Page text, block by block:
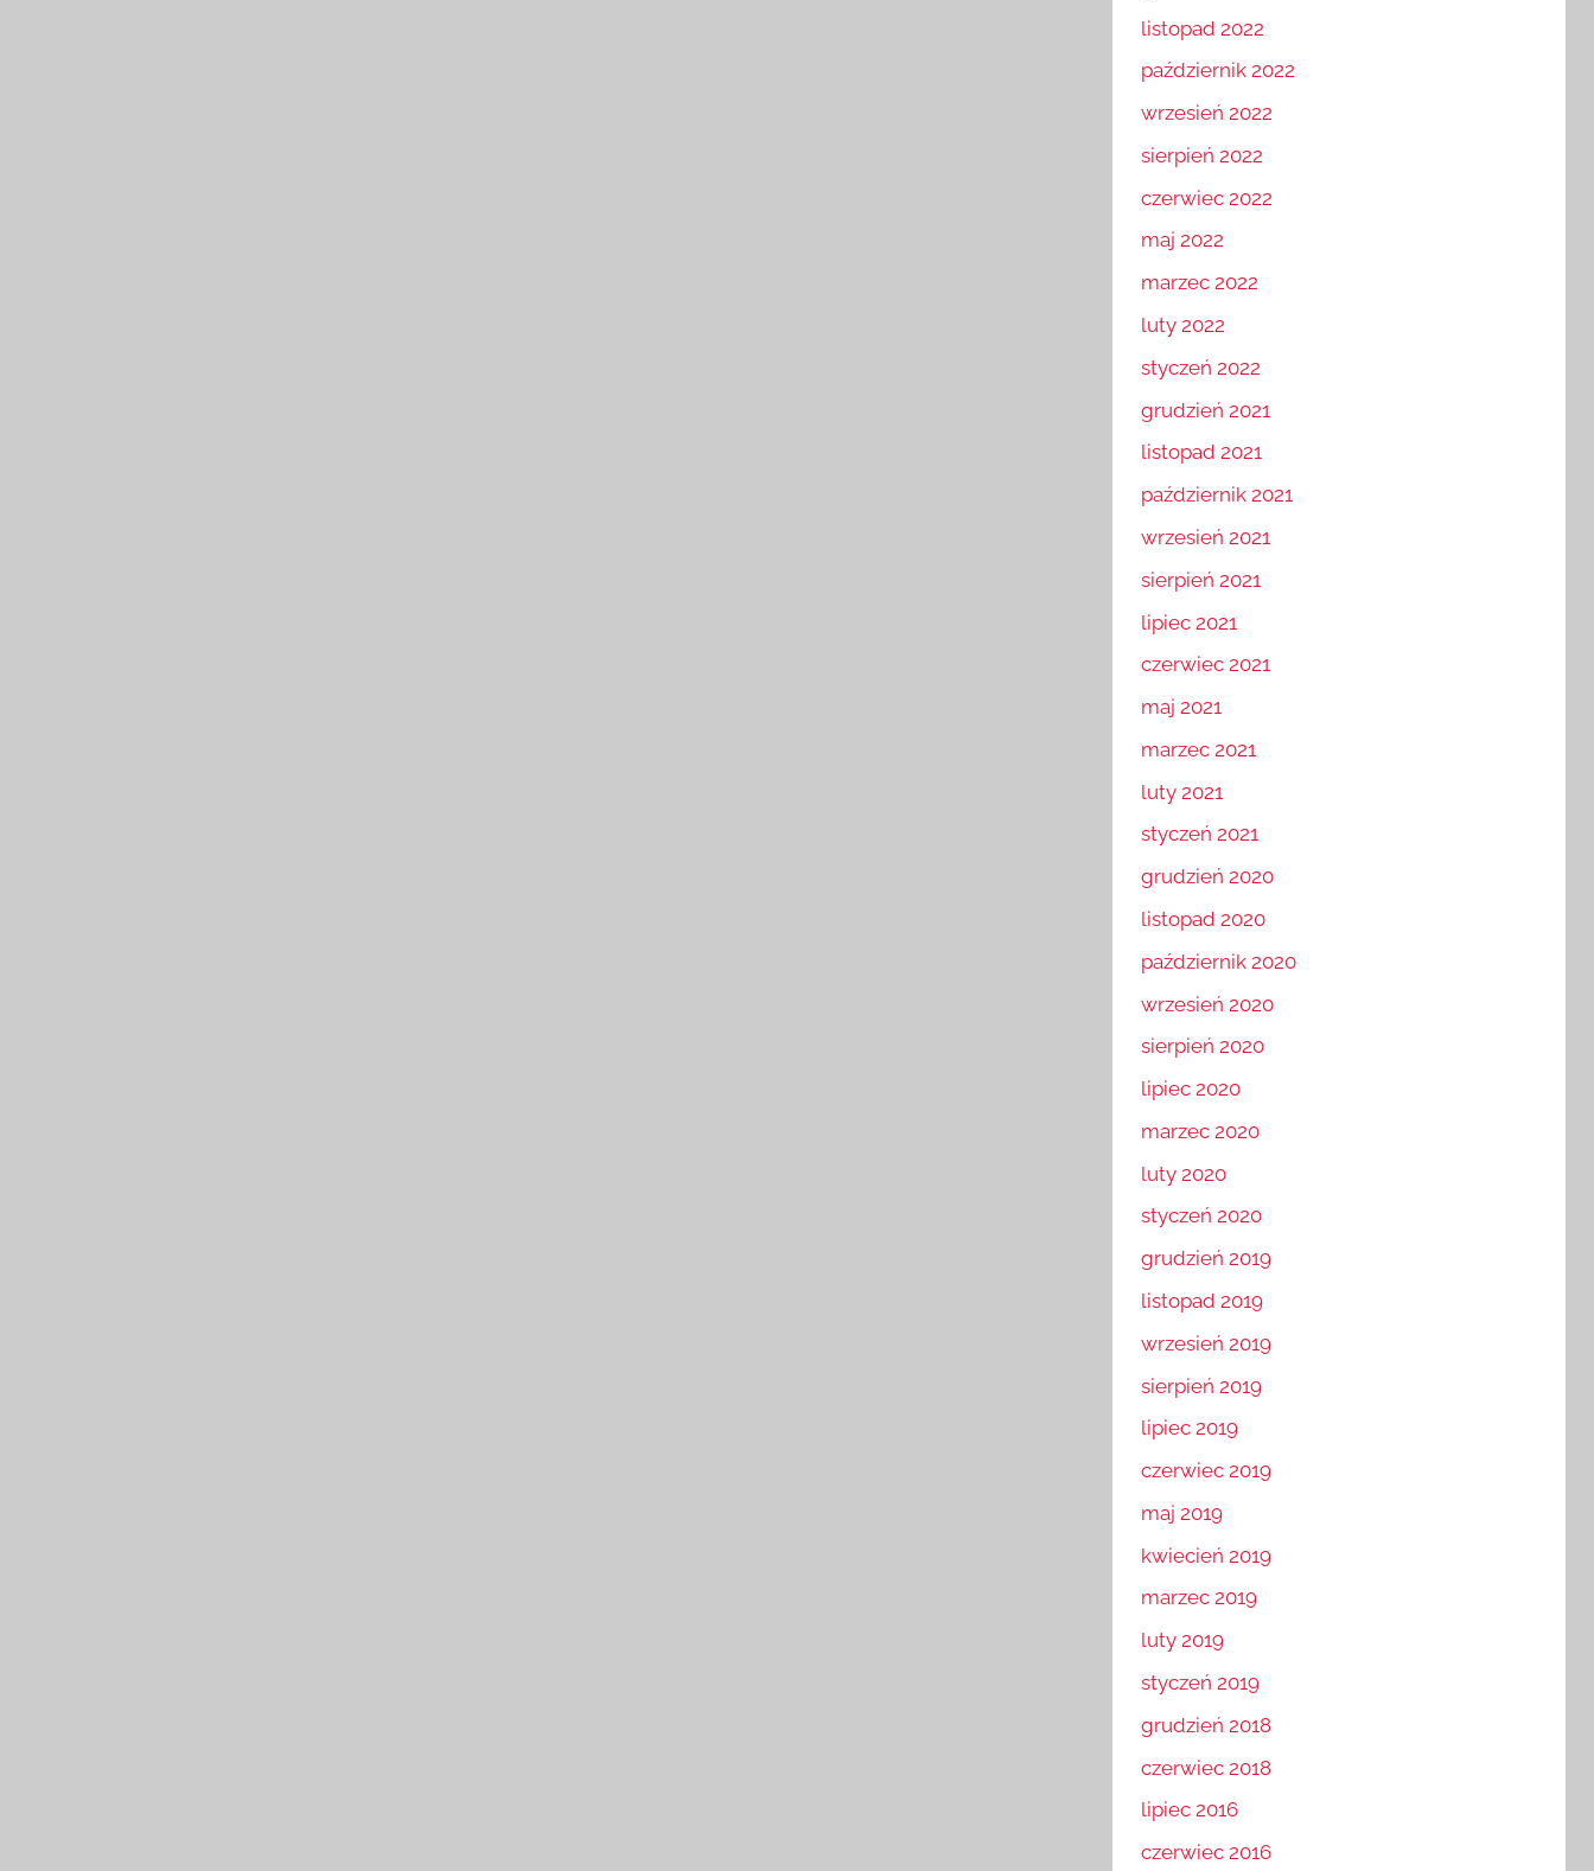
listopad 2022
październik 2022
wrzesień 2022
sierpień 2022
czerwiec 2022
maj 2022
marzec 2022
luty 2022
styczeń 2022
grudzień 2021
listopad 2021
październik 2021
wrzesień 2021
sierpień 2021
lipiec 2021
czerwiec 2021
maj 2021
marzec 2021
luty 2021
styczeń 2021
grudzień 2020
listopad 2020
październik 2020
wrzesień 2020
sierpień 2020
lipiec 2020
marzec 2020
luty 2020
styczeń 2020
grudzień 2019
listopad 2019
wrzesień 2019
sierpień 2019
lipiec 2019
czerwiec 2019
maj 2019
kwiecień 2019
marzec 2019
luty 2019
styczeń 2019
grudzień 2018
czerwiec 2018
lipiec 2016
czerwiec 2016